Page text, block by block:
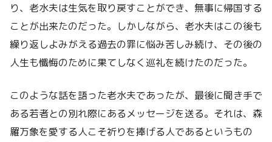
り、老水夫は生気を取り戻すことができ、無事に帰国する
ことが出来たのだった。しかしながら、老水夫はこの後も
繰り返しよみがえる過去の罪に悩み苦しみ続け、その後の
人生も懺悔のために果てしなく巡礼を続けたのだった。
このような話を語った老水夫であったが、最後に聞き手で
ある若者との別れ際にあるメッセージを送る。それは、森
羅万象を愛する人こそ祈りを捧げる人であるというもの